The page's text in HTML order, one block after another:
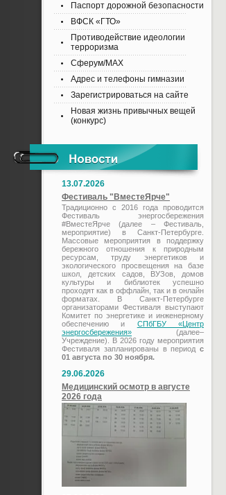
Паспорт дорожной безопасности
ВФСК «ГТО»
Противодействие идеологии
терроризма
Сферум/MAX
Адрес и телефоны гимназии
Зарегистрироваться на сайте
Новая жизнь привычных вещей
(конкурс)
13.07.2026
Фестиваль "ВместеЯрче"
Традиционно с 2016 года проводится
Фестиваль энергосбережения
#ВместеЯрче (далее – Фестиваль,
мероприятие) в Санкт-Петербурге.
Массовые мероприятия в поддержку
бережного отношения к природным
ресурсам, труду энергетиков и
экологического просвещения на базе
школ, детских садов, ВУЗов, домов
культуры и библиотек успешно
проходят как в оффлайн, так и в онлайн
форматах. В Санкт-Петербурге
организаторами Фестиваля выступают
Комитет по энергетике и инженерному
обеспечению и СПбГБУ «Центр
энергосбережения» (далее–
Учреждение). В 2026 году мероприятия
Фестиваля запланированы в период с
01 августа по 30 ноября.
29.06.2026
Медицинский осмотр в августе
2026 года